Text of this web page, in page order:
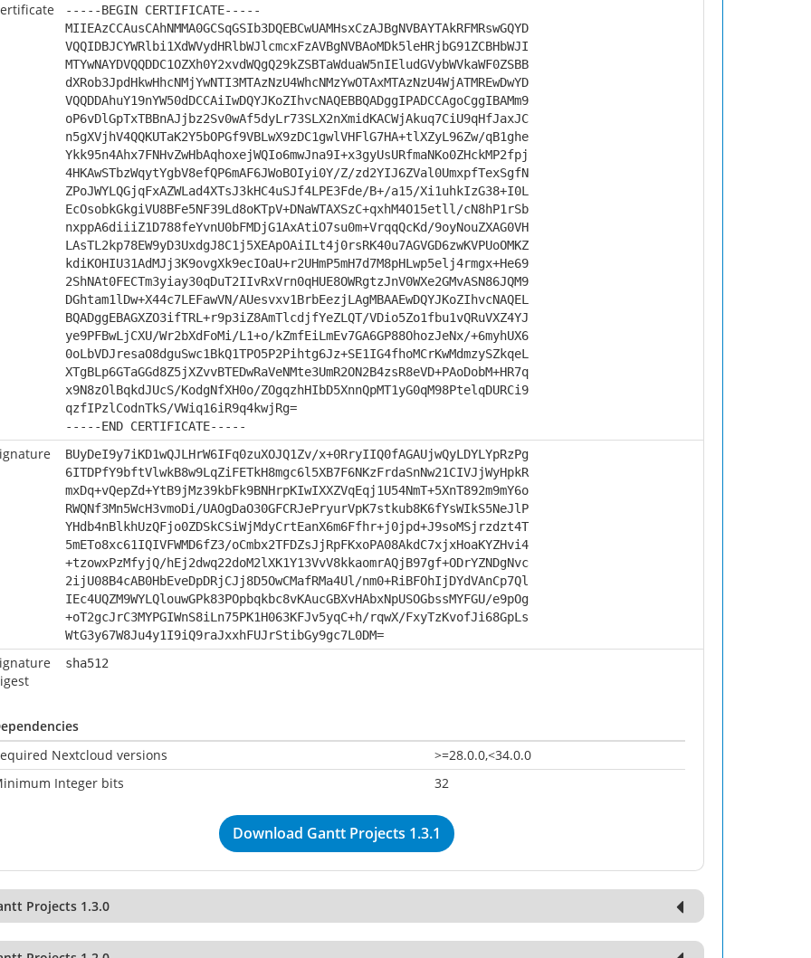
-----BEGIN CERTIFICATE-----
MIIEAzCCAusCAhNMMA0GCSqGSIb3DQEBCwUAMHsxCzAJBgNVBAYTAkRFMRswGQYD
VQQIDBJCYWRlbi1XdWVydHRlbWJlcmcxFzAVBgNVBAoMDk5leHRjbG91ZCBHbWJI
MTYwNAYDVQQDDC1OZXh0Y2xvdWQgQ29kZSBTaWduaW5nIEludGVybWVkaWF0ZSBB
dXRob3JpdHkwHhcNMjYwNTI3MTAzNzU4WhcNMzYwOTAxMTAzNzU4WjATMREwDwYD
VQQDDAhuY19nYW50dDCCAiIwDQYJKoZIhvcNAQEBBQADggIPADCCAgoCggIBAMm9
oP6vDlGpTxTBBnAJjbz2Sv0wAf5dyLr73SLX2nXmidKACWjAkuq7CiU9qHfJaxJC
n5gXVjhV4QQKUTaK2Y5bOPGf9VBLwX9zDC1gwlVHFlG7HA+tlXZyL96Zw/qB1ghe
Ykk95n4Ahx7FNHvZwHbAqhoxejWQIo6mwJna9I+x3gyUsURfmaNKo0ZHckMP2fpj
4HKAwSTbzWqytYgbV8efQP6mAF6JWoBOIyi0Y/Z/zd2YIJ6ZVal0UmxpfTexSgfN
ZPoJWYLQGjqFxAZWLad4XTsJ3kHC4uSJf4LPE3Fde/B+/a15/Xi1uhkIzG38+I0L
EcOsobkGkgiVU8BFe5NF39Ld8oKTpV+DNaWTAXSzC+qxhM4O15etll/cN8hP1rSb
nxppA6diiiZ1D788feYvnU0bFMDjG1AxAtiO7su0m+VrqqQcKd/9oyNouZXAG0VH
LAsTL2kp78EW9yD3UxdgJ8C1j5XEApOAiILt4j0rsRK40u7AGVGD6zwKVPUoOMKZ
kdiKOHIU31AdMJj3K9ovgXk9ecIOaU+r2UHmP5mH7d7M8pHLwp5elj4rmgx+He69
2ShNAt0FECTm3yiay30qDuT2IIvRxVrn0qHUE8OWRgtzJnV0WXe2GMvASN86JQM9
DGhtam1lDw+X44c7LEFawVN/AUesvxv1BrbEezjLAgMBAAEwDQYJKoZIhvcNAQEL
BQADggEBAGXZO3ifTRL+r9p3iZ8AmTlcdjfYeZLQT/VDio5Zo1fbu1vQRuVXZ4YJ
ye9PFBwLjCXU/Wr2bXdFoMi/L1+o/kZmfEiLmEv7GA6GP88OhozJeNx/+6myhUX6
0oLbVDJresaO8dguSwc1BkQ1TPO5P2Pihtg6Jz+SE1IG4fhoMCrKwMdmzySZkqeL
XTgBLp6GTaGGd8Z5jXZvvBTEDwRaVeNMte3UmR2ON2B4zsR8eVD+PAoDobM+HR7q
x9N8zOlBqkdJUcS/KodgNfXH0o/ZOgqzhHIbD5XnnQpMT1yG0qM98PtelqDURCi9
qzfIPzlCodnTkS/VWiq16iR9q4kwjRg=
-----END CERTIFICATE-----
BUyDeI9y7iKD1wQJLHrW6IFq0zuXOJQ1Zv/x+0RryIIQ0fAGAUjwQyLDYLYpRzPg
6ITDPfY9bftVlwkB8w9LqZiFETkH8mgc6l5XB7F6NKzFrdaSnNw21CIVJjWyHpkR
mxDq+vQepZd+YtB9jMz39kbFk9BNHrpKIwIXXZVqEqj1U54NmT+5XnT892m9mY6o
RWQNf3Mn5WcH3vmoDi/UAOgDaO30GFCRJePryurVpK7stkub8K6fYsWIkS5NeJlP
YHdb4nBlkhUzQFjo0ZDSkCSiWjMdyCrtEanX6m6Ffhr+j0jpd+J9soMSjrzdzt4T
5mETo8xc61IQIVFWMD6fZ3/oCmbx2TFDZsJjRpFKxoPA08AkdC7xjxHoaKYZHvi4
+tzowxPzMfyjQ/hEj2dwq22doM2lXK1Y13VvV8kkaomrAQjB97gf+ODrYZNDgNvc
2ijU08B4cAB0HbEveDpDRjCJj8D5OwCMafRMa4Ul/nm0+RiBFOhIjDYdVAnCp7Ql
IEc4UQZM9WYLQlouwGPk83POpbqkbc8vKAucGBXvHAbxNpUSOGbssMYFGU/e9pOg
+oT2gcJrC3MYPGIWnS8iLn75PK1H063KFJv5yqC+h/rqwX/FxyTzKvofJi68GpLs
WtG3y67W8Ju4y1I9iQ9raJxxhFUJrStibGy9gc7L0DM=
sha512
Nextcloud versions
>=28.0.0,<34.0.0
Integer bits
32
Download Gantt Projects 1.3.1
Projects 1.3.0